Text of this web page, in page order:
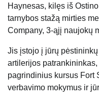
Haynesas, kilęs iš
tarnybos stažą mirties
Company, 3-ąjį naujokų
Jis įstojo į jūrų
artilerijos
pagrindinius kursus Fort
verbavimo mokymus ir